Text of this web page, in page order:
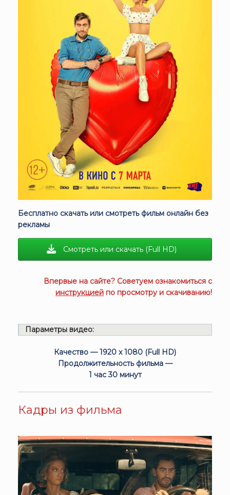
Бесплатно скачать или смотреть фильм онлайн без
рекламы
Смотреть или скачать (Full HD)
Впервые на сайте? Советуем ознакомиться с
инструкцией по просмотру и скачиванию!
Параметры видео:
Качество — 1920 x 1080 (Full HD)
Продолжительность фильма —
1 час 30 минут
Кадры из фильма